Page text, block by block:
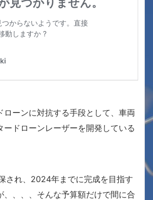
ローンに対抗する手段として、車両
ードローンレーザーを開発している
され、2024年までに完成を目指す
、、、、そんな予算額だけで間に合